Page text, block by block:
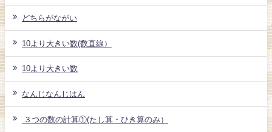
どちらがながい
10より大きい数(数直線）
10より大きい数
なんじなんじはん
３つの数の計算①(たし算・ひき算のみ）